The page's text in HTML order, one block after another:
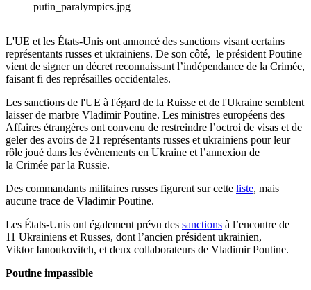
putin_paralympics.jpg
L'UE et les États-Unis ont annoncé des sanctions visant certains
représentants russes et ukrainiens. De son côté, le président Poutine
vient de signer un décret reconnaissant l’indépendance de la Crimée,
faisant fi des représailles occidentales.
Les sanctions de l'UE à l'égard de la Ruisse et de l'Ukraine semblent
laisser de marbre Vladimir Poutine. Les ministres européens des
Affaires étrangères ont convenu de restreindre l’octroi de visas et de
geler des avoirs de 21 représentants russes et ukrainiens pour leur
rôle joué dans les évènements en Ukraine et l’annexion de
la Crimée par la Russie.
Des commandants militaires russes figurent sur cette liste, mais
aucune trace de Vladimir Poutine.
Les États-Unis ont également prévu des sanctions à l’encontre de
11 Ukrainiens et Russes, dont l’ancien président ukrainien,
Viktor Ianoukovitch, et deux collaborateurs de Vladimir Poutine.
Poutine impassible